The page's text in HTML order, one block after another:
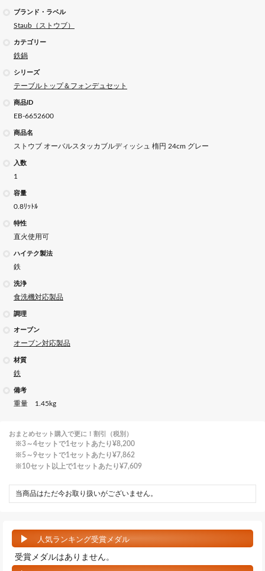
ブランド・ラベル
Staub（ストウブ）
カテゴリー
鉄鍋
シリーズ
テーブルトップ＆フォンデュセット
商品ID
EB-6652600
商品名
ストウブ オーバルスタッカブルディッシュ 楕円 24cm グレー
入数
1
容量
0.8ﾘｯﾄﾙ
特性
直火使用可
ハイテク製法
鉄
洗浄
食洗機対応製品
調理
オーブン
オーブン対応製品
材質
鉄
備考
重量 1.45kg
おまとめセット購入で更に！割引（税別）
3～4セットで1セットあたり¥8,200
5～9セットで1セットあたり¥7,862
10セット以上で1セットあたり¥7,609
当商品はただ今お取り扱いがございません。
人気ランキング受賞メダル
受賞メダルはありません。